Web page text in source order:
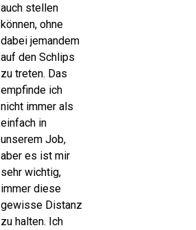
auch stellen
können, ohne
dabei jemandem
auf den Schlips
zu treten. Das
empfinde ich
nicht immer als
einfach in
unserem Job,
aber es ist mir
sehr wichtig,
immer diese
gewisse Distanz
zu halten. Ich